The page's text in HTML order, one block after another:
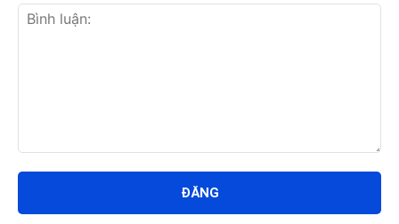
luận: